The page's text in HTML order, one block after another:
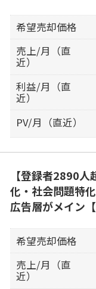
希望売却価格
売上/月（直
近）
利益/月（直
近）
PV/月（直近）
【登録者2890
化・社会問題特
広告層がメイン
希望売却価格
売上/月（直
近）